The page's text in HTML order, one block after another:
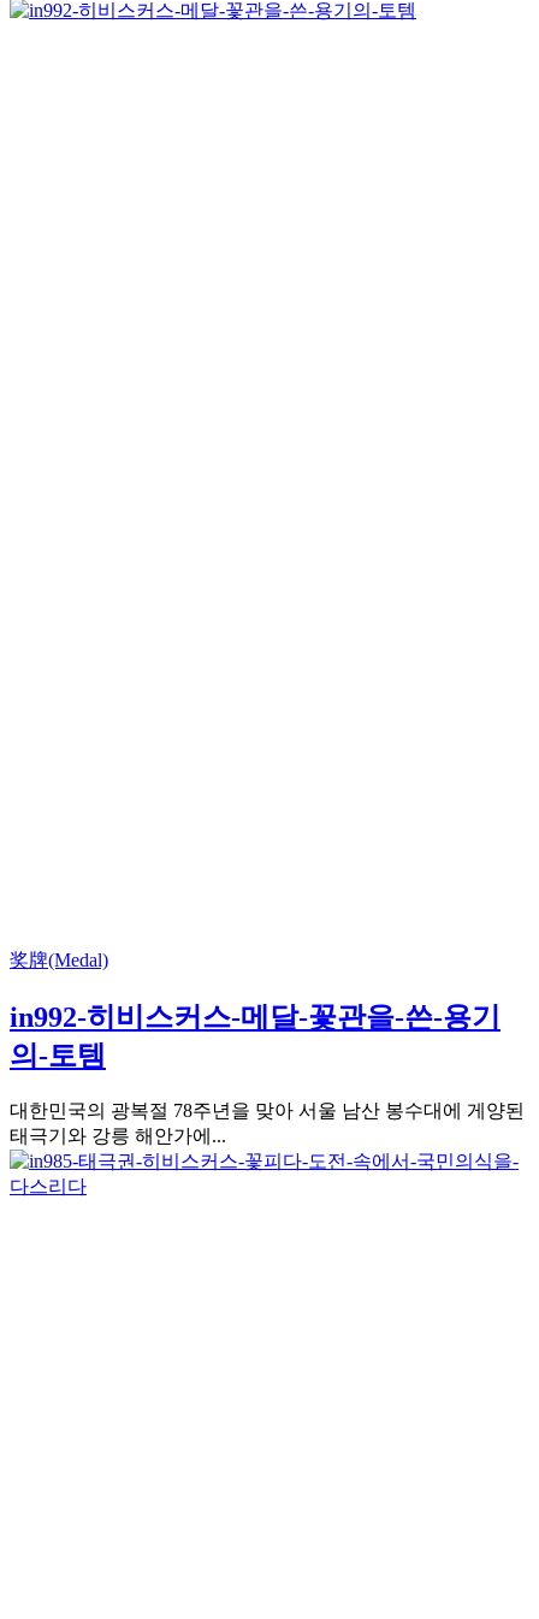
奖牌(Medal)
in992-히비스커스-메달-꽃관을-쓴-용기
의-토템
대한민국의 광복절 78주년을 맞아 서울 남산 봉수대에 게양된
태극기와 강릉 해안가에...